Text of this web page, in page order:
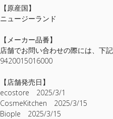
【原産国】
ニュージーランド
【メーカー品番】
店舗でお問い合わせの際には、下
9420015016000
【店舗発売日】
ecostore 2025/3/1
CosmeKitchen 2025/3/15
Biople 2025/3/15